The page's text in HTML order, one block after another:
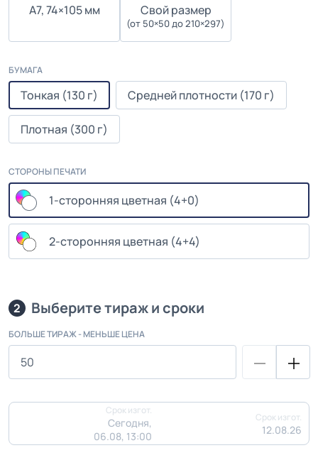
А7, 74×105 мм Cвой размер
(от 50×50 до 210×297)
БУМАГА
Тонкая (130 г) Средней плотности (170 г)
Плотная (300 г)
СТОРОНЫ ПЕЧАТИ
1-сторонняя цветная (4+0)
2-сторонняя цветная (4+4)
2 Выберите тираж и сроки
БОЛЬШЕ ТИРАЖ - МЕНЬШЕ ЦЕНА
Срок изгот.
Сегодня,
06.08, 13:00
Срок изгот.
12.08.26